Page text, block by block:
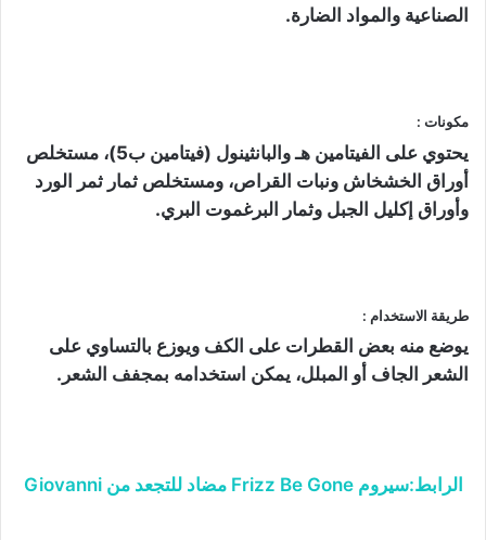
الصناعية والمواد الضارة.
مكونات :
يحتوي على الفيتامين هـ والبانثينول (فيتامين ب5)، مستخلص
أوراق الخشخاش ونبات القراص، ومستخلص ثمار ثمر الورد
وأوراق إكليل الجبل وثمار البرغموت البري.
طريقة الاستخدام :
يوضع منه بعض القطرات على الكف ويوزع بالتساوي على
الشعر الجاف أو المبلل، يمكن استخدامه بمجفف الشعر.
الرابط:سيروم Frizz Be Gone مضاد للتجعد من Giovanni